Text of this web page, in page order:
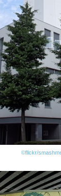
©flickr/